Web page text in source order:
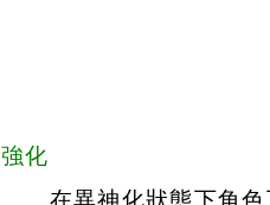
強化
在異神化狀態下角色